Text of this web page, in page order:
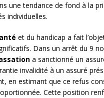
une tendance de fond à la
individuelles.
et du handicap a fait
Dans un arrêt du 9
a sanctionné un
invalidité à un assuré
en estimant que ce refus
Cette position